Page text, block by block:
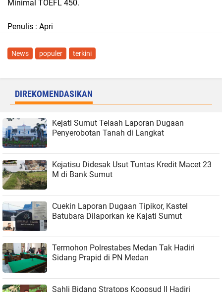
Minimal TOEFL 450.
Penulis : Apri
News populer terkini
DIREKOMENDASIKAN
Kejati Sumut Telaah Laporan Dugaan
Penyerobotan Tanah di Langkat
Kejatisu Didesak Usut Tuntas Kredit Macet 23
M di Bank Sumut
Cuekin Laporan Dugaan Tipikor, Kastel
Batubara Dilaporkan ke Kajati Sumut
Termohon Polrestabes Medan Tak Hadiri
Sidang Prapid di PN Medan
Sahli Bidang Stratops Koopsud II Hadiri